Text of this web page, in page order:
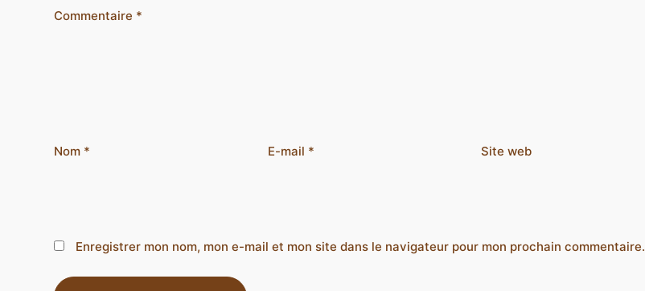
Commentaire *
Nom * E-mail * Site web
Enregistrer mon nom, mon e-mail et mon site dans le navigateur pour mon prochain commentaire.